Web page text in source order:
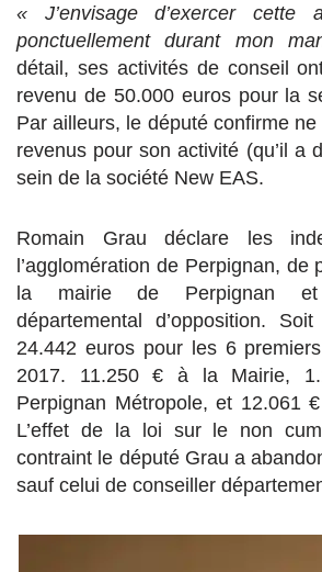
« J’envisage d’exercer cette
ponctuellement durant mon
détail, ses activités de conseil
revenu de 50.000 euros pour la
Par ailleurs, le député confirme
revenus pour son activité (qu’il a
sein de la société New EAS.
Romain Grau déclare les
l’agglomération de Perpignan, de
la mairie de Perpignan
départemental d’opposition.
24.442 euros pour les 6
2017. 11.250 € à la Mairie,
Perpignan Métropole, et 12.061
L’effet de la loi sur le non
contraint le député Grau a
sauf celui de conseiller